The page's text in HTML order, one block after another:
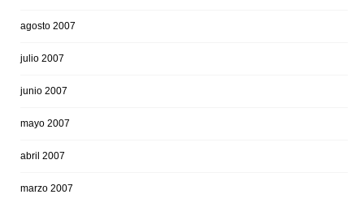
agosto 2007
julio 2007
junio 2007
mayo 2007
abril 2007
marzo 2007